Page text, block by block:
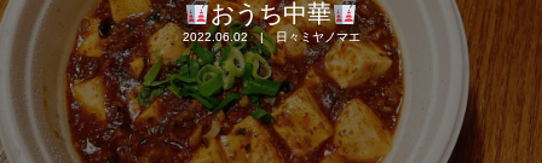
おうち中華
2022.06.02 日々ミヤノマエ